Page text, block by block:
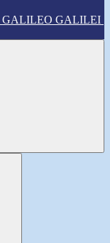
GALILEO GALILEI